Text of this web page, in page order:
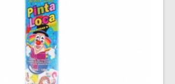
LAVATORIOS + ACESSORIOS
MACAS
MANICURE
POLTRONAS + ACESSORIOS